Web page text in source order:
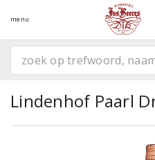
menu
Lindenhof Paarl